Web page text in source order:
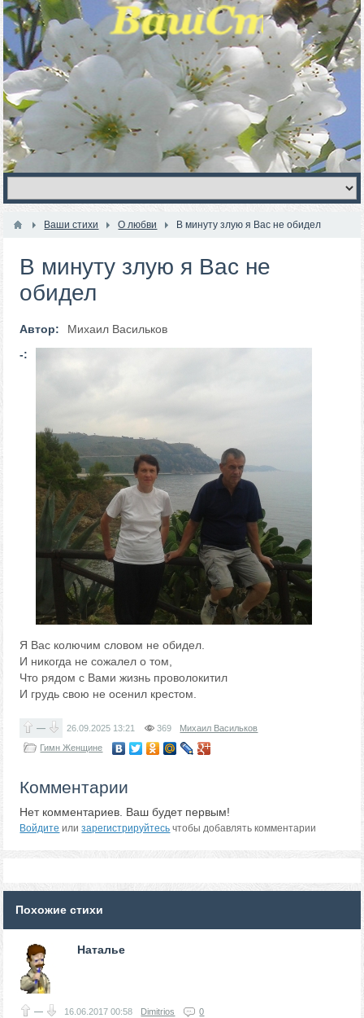
Ваши стихи О любви В минуту злую я Вас не обидел
В минуту злую я Вас не
обидел
Автор:
Михаил Васильков
-:
Я Вас колючим словом не обидел.
И никогда не сожалел о том,
Что рядом с Вами жизнь проволокитил
И грудь свою не осенил крестом.
— 26.09.2025 13:21 369
Михаил Васильков
Гимн Женщине
Комментарии
Нет комментариев. Ваш будет первым!
Войдите илизарегистрируйтесь чтобы добавлять комментарии
Похожие стихи
Наталье
— 16.06.201700:58 Dimitrios 0